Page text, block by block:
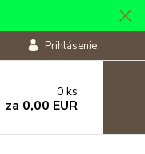
Prihlásenie
0 ks
za 0,00 EUR